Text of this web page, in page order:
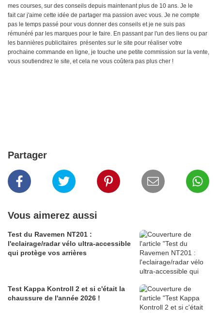
mes courses, sur des conseils depuis maintenant plus de 10 ans. Je le
fait car j'aime cette idée de partager ma passion avec vous. Je ne compte
pas le temps passé pour vous donner des conseils et je ne suis pas
rémunéré par les marques pour le faire. En passant par l'un des liens ou par
les bannières publicitaires présentes sur le site pour réaliser votre
prochaine commande en ligne, je touche une petite commission sur la vente,
vous soutiendrez le site, et cela ne vous coûtera pas plus cher !
Partager
Vous aimerez aussi
Test du Ravemen NT201 :
l'eclairage/radar vélo ultra-accessible
qui protège vos arrières
Test Kappa Kontroll 2 et si c'était la
chaussure de l'année 2026 !